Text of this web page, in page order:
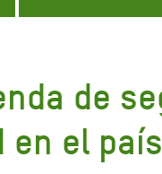
Appeal
por la Crisis en
de
el país